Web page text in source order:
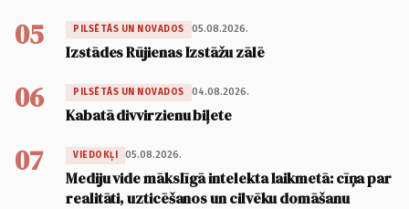
05 PILSĒTĀS UN NOVADOS 05.08.2026.
Izstādes Rūjienas Izstāžu zālē
06 PILSĒTĀS UN NOVADOS 04.08.2026.
Kabatā divvirzienu biļete
07 VIEDOKĻI 05.08.2026.
Mediju vide mākslīgā intelekta laikmetā: cīņa par
realitāti, uzticēšanos un cilvēku domāšanu